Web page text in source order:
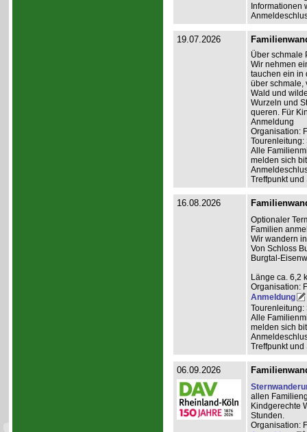
Informationen
19.07.2026
Über schmale
Wir nehmen
tauchen ein in
über schmale,
Wald und
Wurzeln und
queren. Für
Anmeldung
Organisation:
Tourenleitung:
Alle
melden sich
Treffpunkt und
16.08.2026
Optionaler
Familien
Wir wandern
Von Schloss
Burgtal-
Länge ca. 6,2
Organisation:
Anmeldung
Tourenleitung:
Alle
melden sich
Treffpunkt und
06.09.2026
allen
Kindgerechte
Stunden.
Organisation: